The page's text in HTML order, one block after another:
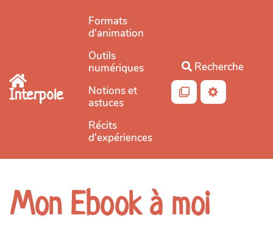
Aller au contenu principal
Interpole
Formats
d'animation
Outils
numériques
Notions et
astuces
Récits
d'expériences
Recherche
Mon Ebook à moi